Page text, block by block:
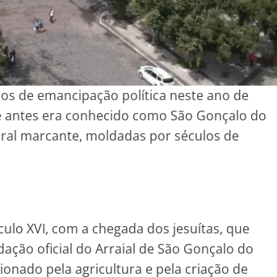
de emancipação política neste ano de
era conhecido como São Gonçalo do
marcante, moldadas por séculos de
XVI, com a chegada dos jesuítas, que
oficial do Arraial de São Gonçalo do
pela agricultura e pela criação de